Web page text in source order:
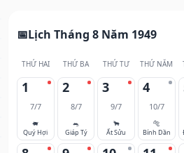
Lịch Tháng 8 Năm 1949
THỨ HAI THỨ BA THỨ TƯ THỨ NĂM
1
7/7
🐖
Quý Hợi
2
8/7
🐀
Giáp Tý
3
9/7
🐂
Ất Sửu
4
10/7
🐅
Bính Dần